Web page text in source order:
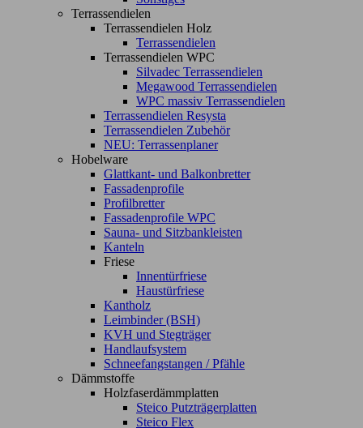
Terrassendielen
Terrassendielen Holz
Terrassendielen
Terrassendielen WPC
Silvadec Terrassendielen
Megawood Terrassendielen
WPC massiv Terrassendielen
Terrassendielen Resysta
Terrassendielen Zubehör
NEU: Terrassenplaner
Hobelware
Glattkant- und Balkonbretter
Fassadenprofile
Profilbretter
Fassadenprofile WPC
Sauna- und Sitzbankleisten
Kanteln
Friese
Innentürfriese
Haustürfriese
Kantholz
Leimbinder (BSH)
KVH und Stegträger
Handlaufsystem
Schneefangstangen / Pfähle
Dämmstoffe
Holzfaserdämmplatten
Steico Putzträgerplatten
Steico Flex